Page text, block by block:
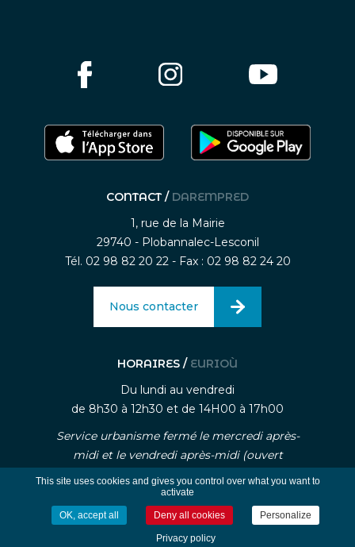
CONTACT / DAREMPRED
1, rue de la Mairie
29740 - Plobannalec-Lesconil
Tél. 02 98 82 20 22 - Fax : 02 98 82 24 20
Nous contacter
HORAIRES / EURIOÙ
Du lundi au vendredi
de 8h30 à 12h30 et de 14H00 à 17h00
Service urbanisme fermé le mercredi après-
midi et le vendredi après-midi (ouvert
Mentions légales-Traitement des données personnelle -Gestion des cookies
This site uses cookies and gives you control over what you want to
activate
OK, accept all Deny all cookies Personalize
Privacy policy